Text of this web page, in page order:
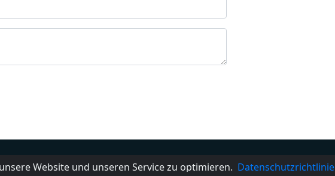
Impressum Kontakt Datenschutzerklärung
Website und unseren Service zu optimieren. Datenschutzrichtlinie